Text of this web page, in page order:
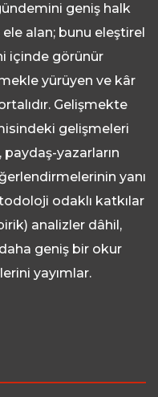
geniş halk
alan; bunu eleştirel
içinde görünür
yürüyen ve kâr
Gelişmekte
gelişmeleri
yazarların
yanı
odaklı katkılar
analizler dâhil,
geniş bir okur
yayımlar.